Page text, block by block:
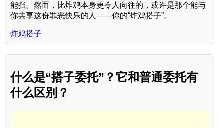
能挡。然而，比炸鸡本身更令人向往的，或许是那个能与
你共享这份罪恶快乐的人——你的“炸鸡搭子”。
炸鸡搭子
什么是“搭子委托”？它和普通委托有
什么区别？